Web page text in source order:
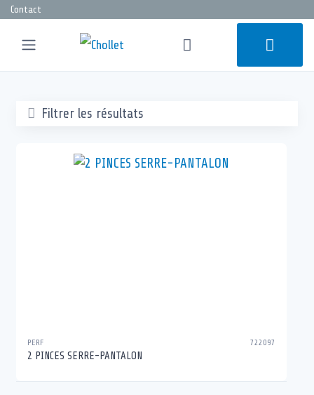
Contact
Filtrer les résultats
PERF 722097
2 PINCES SERRE-PANTALON